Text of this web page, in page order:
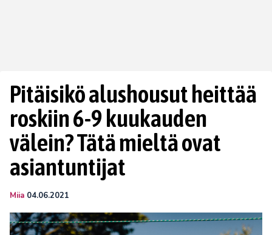
Pitäisikö alushousut heittää
roskiin 6-9 kuukauden
välein? Tätä mieltä ovat
asiantuntijat
Miia 04.06.2021